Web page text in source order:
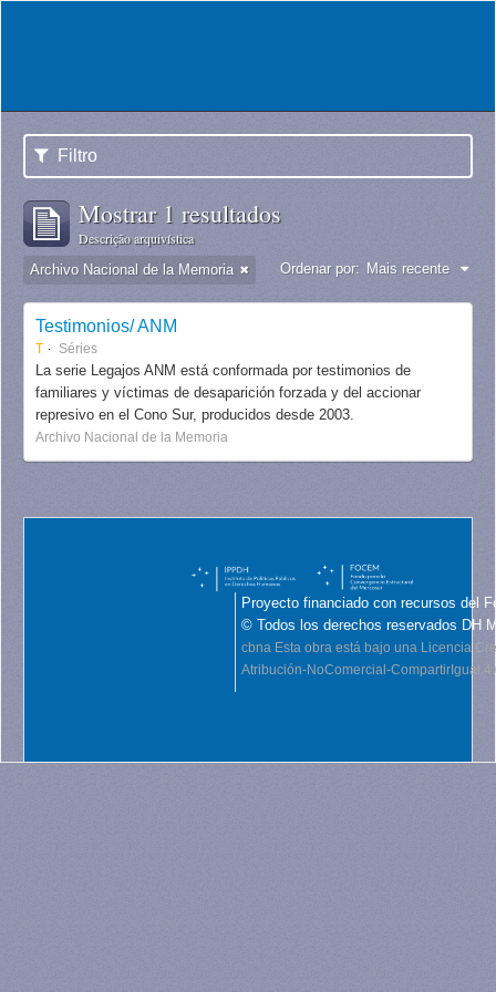
Filtro
Mostrar 1 resultados
Descrição arquivística
Archivo Nacional de la Memoria Ordenar por: Mais recente
Testimonios/ ANM
T Séries
La serie Legajos ANM está conformada por testimonios de
familiares y víctimas de desaparición forzada y del accionar
represivo en el Cono Sur, producidos desde 2003.
Archivo Nacional de la Memoria
Proyecto financiado con recursos del
© Todos los derechos reservados DH
cbna Esta obra está bajo una Licencia
Atribución-NoComercial-CompartirIgual